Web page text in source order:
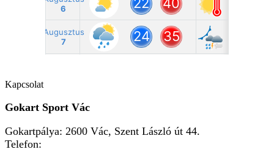
Kapcsolat
Gokart Sport Vác
Gokartpálya: 2600 Vác, Szent László út 44.
Telefon: